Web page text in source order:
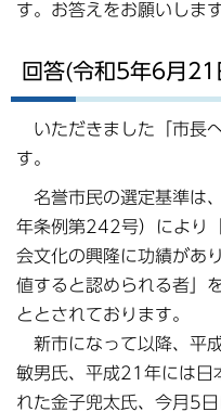
す。お答えをお願いします
回答(令和5年6月21
いただきました「市長
す。
名誉市民の選定基準は
年条例第242号）により
会文化の興隆に功績があ
値すると認められる者」
ととされております。
新市になって以降、平
敏男氏、平成21年には日
れた金子兜太氏、今月5